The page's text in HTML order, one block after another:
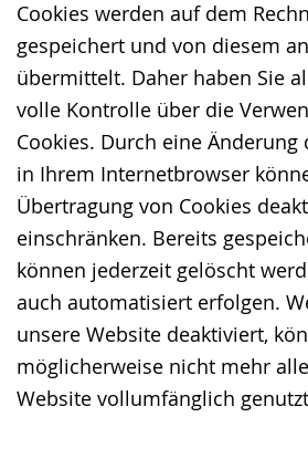
Cookies werden auf dem
gespeichert und von diesem
übermittelt. Daher haben Sie
volle Kontrolle über die
Cookies. Durch eine Änderung
in Ihrem Internetbrowser
Übertragung von Cookies
einschränken. Bereits
können jederzeit gelöscht
auch automatisiert erfolgen.
unsere Website deaktiviert,
möglicherweise nicht mehr
Website vollumfänglich